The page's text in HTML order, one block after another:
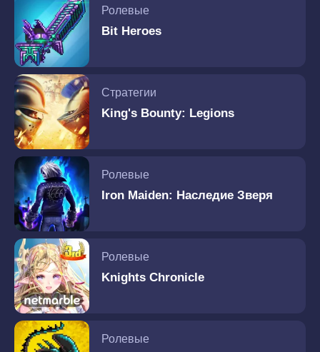
Ролевые
Bit Heroes
Стратегии
King's Bounty: Legions
Ролевые
Iron Maiden: Наследие Зверя
Ролевые
Knights Chronicle
Ролевые